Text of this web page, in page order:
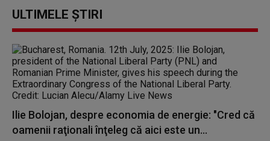
ULTIMELE ȘTIRI
Ilie Bolojan, despre economia de energie: "Cred că
oamenii raţionali înţeleg că aici este un...